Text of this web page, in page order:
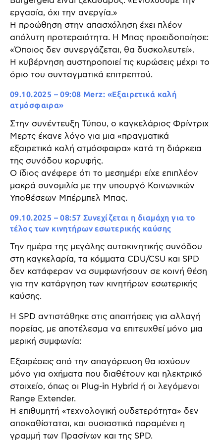
εργασία, όχι την ανεργία.»
Η προώθηση στην απασχόληση έχει πλέον
απόλυτη προτεραιότητα. Η Μπας προειδοποίησε:
«Όποιος δεν συνεργάζεται, θα δυσκολευτεί».
Η κυβέρνηση αυστηροποιεί τις κυρώσεις μέχρι το
όριο του συνταγματικά επιτρεπτού.
09.10.2025 – 09:08 Merz: «Εξαιρετικά καλή
ατμόσφαιρα»
Στην συνέντευξη Τύπου, ο καγκελάριος Φρίντριχ
Μερτς έκανε λόγο για μια «πραγματικά
εξαιρετικά καλή ατμόσφαιρα» κατά τη διάρκεια
της συνόδου κορυφής.
Ο ίδιος ανέφερε ότι το μεσημέρι είχε επιπλέον
μακρά συνομιλία με την υπουργό Κοινωνικών
Υποθέσεων Μπέρμπελ Μπας.
09.10.2025 – 08:57 Συνεχίζεται η διαμάχη για το
τέλος των κινητήρων εσωτερικής καύσης
Την ημέρα της μεγάλης αυτοκινητικής συνόδου
στη καγκελαρία, τα κόμματα CDU/CSU και SPD
δεν κατάφεραν να συμφωνήσουν σε κοινή θέση
για την κατάργηση των κινητήρων εσωτερικής
καύσης.
Η SPD αντιστάθηκε στις απαιτήσεις για αλλαγή
πορείας, με αποτέλεσμα να επιτευχθεί μόνο μια
μερική συμφωνία:
Εξαιρέσεις από την απαγόρευση θα ισχύουν
μόνο για οχήματα που διαθέτουν και ηλεκτρικό
στοιχείο, όπως οι Plug-in Hybrid ή οι λεγόμενοι
Range Extender.
Η επιθυμητή «τεχνολογική ουδετερότητα» δεν
αποκαθίσταται, και ουσιαστικά παραμένει η
γραμμή των Πρασίνων και της SPD.